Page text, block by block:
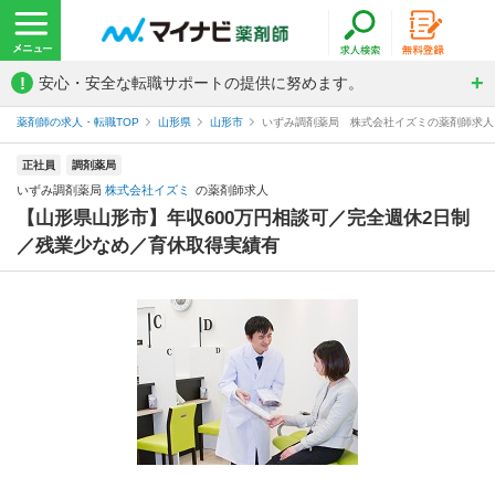
! 安心・安全な転職サポートの提供に努めます。
薬剤師の求人・転職TOP 山形県 山形市 いずみ調剤薬局 株式会社イズミの薬剤師求人
正社員 調剤薬局
いずみ調剤薬局 株式会社イズミ の薬剤師求人
【山形県山形市】年収600万円相談可／完全週休2日制
／残業少なめ／育休取得実績有